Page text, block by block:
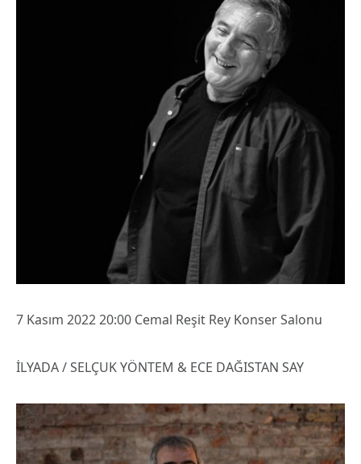
7 Kasım 2022 20:00 Cemal Reşit Rey Konser Salonu
İLYADA / SELÇUK YÖNTEM & ECE DAĞISTAN SAY